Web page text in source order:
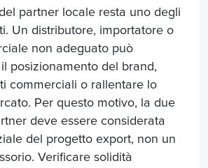
partner locale resta uno degli
Un distributore, importatore o
non adeguato può
posizionamento del brand,
commerciali o rallentare lo
Per questo motivo, la due
deve essere considerata
del progetto export, non un
Verificare solidità